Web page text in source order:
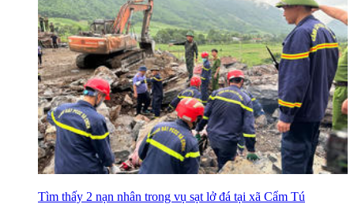
Tìm thấy 2 nạn nhân trong vụ sạt lở đá tại xã Cẩm Tú